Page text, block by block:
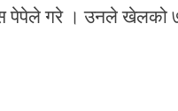
पेपेले गरे । उनले खेलको